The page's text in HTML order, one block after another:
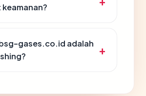
gases.co.id adalah